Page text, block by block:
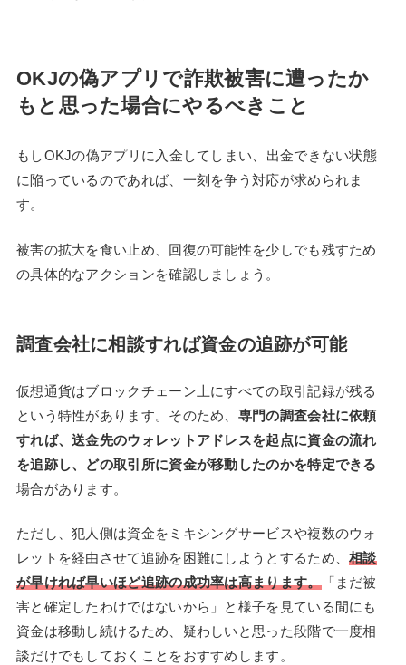
OKJの偽アプリで詐欺被害に遭ったか
もと思った場合にやるべきこと
もしOKJの偽アプリに入金してしまい、出金できない状態
に陥っているのであれば、一刻を争う対応が求められま
す。
被害の拡大を食い止め、回復の可能性を少しでも残すため
の具体的なアクションを確認しましょう。
調査会社に相談すれば資金の追跡が可能
仮想通貨はブロックチェーン上にすべての取引記録が残る
という特性があります。そのため、 専門の調査会社に依頼
すれば、送金先のウォレットアドレスを起点に資金の流れ
を追跡し、どの取引所に資金が移動したのかを特定できる
場合があります。
ただし、犯人側は資金をミキシングサービスや複数のウォ
レットを経由させて追跡を困難にしようとするため、相談
が早ければ早いほど追跡の成功率は高まります。「まだ被
害と確定したわけではないから」と様子を見ている間にも
資金は移動し続けるため、疑わしいと思った段階で一度相
談だけでもしておくことをおすすめします。